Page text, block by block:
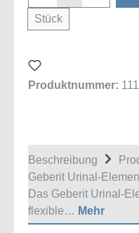
Stück
Produktnummer:
Beschreibung
Geberit Urinal-
Das Geberit Urinal-
flexible… Mehr